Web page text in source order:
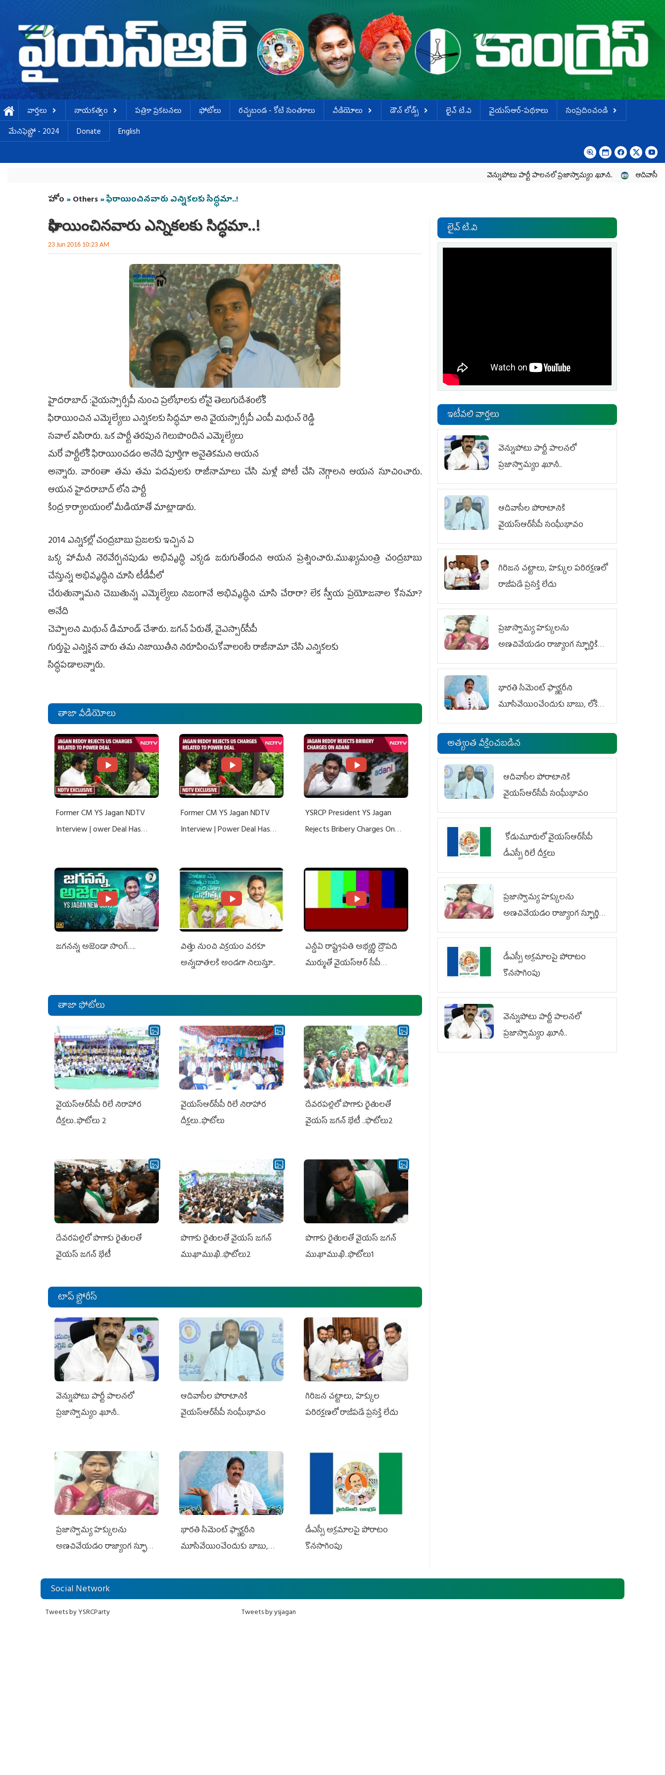
వార్తలు నాయకత్వం పత్రికా ప్రకటనలు ఫోటోలు ర‌చ్చ‌బండ‌ - కోటి సంత‌కాలు వీడియోలు డౌన్ లోడ్స్ లైవ్ టి.వి వైయస్ఆర్-పథకాలు
సంప్రదించండి
మేనిఫెస్టో - 2024
Donate English
వెన్నుపోటు పార్టీ పాలనలో ప్రజాస్వామ్యం ఖూనీ.. ఆదివాసీల పోరాటానికి
You are here
హోం »Others» ఫిరాయించినవారు ఎన్నికలకు సిద్ధమా..!
ఫిరాయించినవారు ఎన్నికలకు సిద్ధమా..!
23 Jun 2016 10:23 AM
హైదరాబాద్ :వైయస్సార్సీపీ నుంచి ప్రలోభాలకు లోనై తెలుగుదేశంలోకి
ఫిరాయించిన ఎమ్మెల్యేలు ఎన్నికలకు సిద్ధమా అని వైయస్సార్సీపీ ఎంపీ మిథున్ రెడ్డి
సవాల్ విసిరారు. ఒక పార్టీ తరపున గెలుపొందిన ఎమ్మెల్యేలు
మరో పార్టీలోకి ఫిరాయించడం అనేది పూర్తిగా అనైతికమని ఆయన
అన్నారు. వారంతా తమ తమ పదవులకు రాజీనామాలు చేసి మళ్లీ పోటీ చేసి నెగ్గాలని ఆయన సూచించారు.
ఆయన హైదరాబాద్ లోని పార్టీ
కేంద్ర కార్యాలయంలో మీడియాతో మాట్లాడారు.
2014 ఎన్నికల్లో చంద్రబాబు ప్రజలకు ఇచ్చిన ఏ
ఒక్క హామీనీ నెరవేర్చనపుడు అభివృద్ధి ఎక్కడ జరుగుతోందని ఆయన ప్రశ్నించారు.ముఖ్యమంత్రి చంద్రబాబు
చేస్తున్న అభివృద్ధిని చూసి టీడీపీలో
చేరుతున్నామని చెబుతున్న ఎమ్మెల్యేలు నిజంగానే అభివృద్ధిని చూసి చేరారా? లేక స్వీయ ప్రయోజనాల కోసమా?
అనేది
చెప్పాలని మిథున్ డిమాండ్ చేశారు. జగన్ పేరుతో, వైఎస్సార్‌సీపీ
గుర్తుపై ఎన్నికైన వారు తమ నిజాయితీని నిరూపించుకోవాలంటే రాజీనామా చేసి ఎన్నికలకు
సిద్ధపడాలన్నారు.
తాజా వీడియోలు
Former CM YS Jagan NDTV
Interview | ower Deal Has
Former CM YS Jagan NDTV
Interview | Power Deal Has
YSRCP President YS Jagan
Rejects Bribery Charges On
జగనన్న అజెండా సాంగ్….
విత్తు నుంచి విక్రయం వరకూ
అన్నదాతలకి అండగా నిలుస్తూ..
ఎన్డీఏ రాష్ట్ర‌ప‌తి అభ్య‌ర్థి ద్రౌప‌ది
ముర్ముతో వైయ‌స్ఆర్ సీపీ
ఎమ్మెల్యేలు, ఎంపీల స‌మావేశం
తాజా ఫోటోలు
వైయ‌స్ఆర్‌సీపీ రిలే నిరాహార
దీక్షలు..ఫొటోలు 2
వైయ‌స్ఆర్‌సీపీ రిలే నిరాహార
దీక్షలు..ఫొటోలు
దేవరపల్లిలో పొగాకు రైతులతో
వైయస్ జగన్ భేటీ ..ఫొటోలు2
దేవరపల్లిలో పొగాకు రైతులతో
వైయస్ జగన్ భేటీ
పొగాకు రైతుల‌తో వైయ‌స్ జ‌గ‌న్
ముఖాముఖి..ఫొటోలు2
పొగాకు రైతుల‌తో వైయ‌స్ జ‌గ‌న్
ముఖాముఖి..ఫొటోలు1
టాప్ స్టోరీస్
వెన్నుపోటు పార్టీ పాలనలో
ప్రజాస్వామ్యం ఖూనీ..
ఆదివాసీల పోరాటానికి
వైయ‌స్ఆర్‌సీపీ సంఘీభావం
గిరిజన చట్టాలు, హక్కుల
పరిరక్షణలో రాజీపడే ప్రసక్తే లేదు
ప్రజాస్వామ్య హక్కులను
అణచివేయడం రాజ్యాంగ స్ఫూర్తికి
భారతి సిమెంట్ ఫ్యాక్టరీని
మూసివేయించేందుకు బాబు,
డీఎస్సీ అక్రమాలపై పోరాటం
కొనసాగింపు
లైవ్ టి.వి
ఇటీవలి వార్తలు
వెన్నుపోటు పార్టీ పాలనలో
ప్రజాస్వామ్యం ఖూనీ..
ఆదివాసీల పోరాటానికి
వైయ‌స్ఆర్‌సీపీ సంఘీభావం
గిరిజన చట్టాలు, హక్కుల పరిరక్షణలో
రాజీపడే ప్రసక్తే లేదు
ప్రజాస్వామ్య హక్కులను
అణచివేయడం రాజ్యాంగ స్ఫూర్తికి
విరుద్ధం
భారతి సిమెంట్ ఫ్యాక్టరీని
మూసివేయించేందుకు బాబు, లోకేశ్
కుట్ర
అత్యంత వీక్షించబడిన
ఆదివాసీల పోరాటానికి
వైయ‌స్ఆర్‌సీపీ సంఘీభావం
కోడుమూరులో వైయ‌స్ఆర్‌సీపీ
డీఎస్సీ రిలే దీక్షలు
ప్రజాస్వామ్య హక్కులను
అణచివేయడం రాజ్యాంగ స్ఫూర్తికి
విరుద్ధం
డీఎస్సీ అక్రమాలపై పోరాటం
కొనసాగింపు
వెన్నుపోటు పార్టీ పాలనలో
ప్రజాస్వామ్యం ఖూనీ..
Social Network
Tweets by YSRCParty Tweets by ysjagan